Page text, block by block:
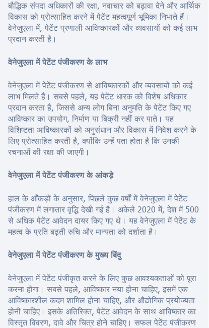
बौद्धिक संपदा अधिकारों की रक्षा, नवाचार को बढ़ावा देने और आर्थिक
विकास को प्रोत्साहित करने में पेटेंट महत्वपूर्ण भूमिका निभाते हैं।
वेनेजुएला में, पेटेंट प्रणाली आविष्कारकों और व्यवसायों को कई लाभ
प्रदान करती है।
वेनेजुएला में पेटेंट पंजीकरण के लाभ
वेनेजुएला में पेटेंट पंजीकरण से आविष्कारकों और व्यवसायों को कई
लाभ मिलते हैं। सबसे पहले, यह पेटेंट धारक को विशेष अधिकार
प्रदान करता है, जिससे अन्य लोग बिना अनुमति के पेटेंट किए गए
आविष्कार का उपयोग, निर्माण या बिक्री नहीं कर पाते। यह
विशिष्टता आविष्कारकों को अनुसंधान और विकास में निवेश करने के
लिए प्रोत्साहित करती है, क्योंकि उन्हें पता होता है कि उनकी
रचनाओं की रक्षा की जाएगी।
वेनेजुएला में पेटेंट पंजीकरण के आंकड़े
हाल के आँकड़ों के अनुसार, पिछले कुछ वर्षों में वेनेजुएला में पेटेंट
पंजीकरण में लगातार वृद्धि देखी गई है। अकेले 2020 में, देश में 500
से अधिक पेटेंट आवेदन दायर किए गए थे। यह वेनेजुएला में पेटेंट के
महत्व के प्रति बढ़ती रुचि और मान्यता को दर्शाता है।
वेनेजुएला में पेटेंट पंजीकरण के मुख्य बिंदु
वेनेजुएला में पेटेंट पंजीकृत करने के लिए कुछ आवश्यकताओं को पूरा
करना होगा। सबसे पहले, आविष्कार नया होना चाहिए, इसमें एक
आविष्कारशील कदम शामिल होना चाहिए, और औद्योगिक प्रयोज्यता
होनी चाहिए। इसके अतिरिक्त, पेटेंट आवेदन के साथ आविष्कार का
विस्तृत विवरण, दावे और चित्र होने चाहिए। सफल पेटेंट पंजीकरण